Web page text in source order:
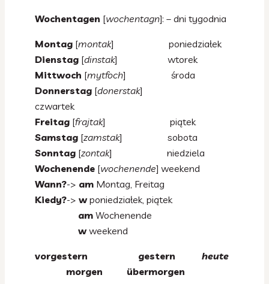
Wochentagen [wochentagn]: – dni tygodnia
Montag [montak] poniedziałek
Dienstag [dinstak] wtorek
Mittwoch [mytfoch] środa
Donnerstag [donerstak]
czwartek
Freitag [frajtak] piątek
Samstag [zamstak] sobota
Sonntag [zontak] niedziela
Wochenende [wochenende] weekend
Wann?-> am Montag, Freitag
Kiedy?-> wponiedziałek, piątek
am Wochenende
wweekend
vorgestern gestern heute
morgen übermorgen